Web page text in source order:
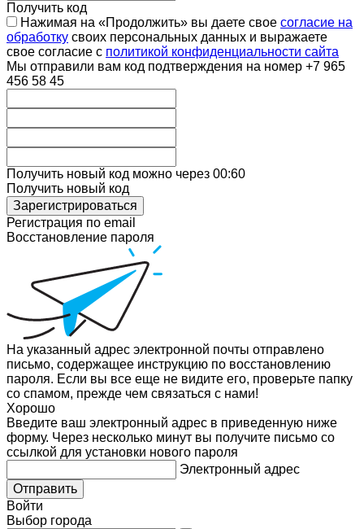
Получить код
Нажимая на «Продолжить» вы даете свое согласие на
обработку своих персональных данных и выражаете
свое согласие с политикой конфиденциальности сайта
Мы отправили вам код подтверждения на номер +7 965
456 58 45
Получить новый код можно через 00:60
Получить новый код
Зарегистрироваться
Регистрация по email
Восстановление пароля
На указанный адрес электронной почты отправлено
письмо, содержащее инструкцию по восстановлению
пароля. Если вы все еще не видите его, проверьте папку
со спамом, прежде чем связаться с нами!
Хорошо
Введите ваш электронный адрес в приведенную ниже
форму. Через несколько минут вы получите письмо со
ссылкой для установки нового пароля
Электронный адрес
Отправить
Войти
Выбор города